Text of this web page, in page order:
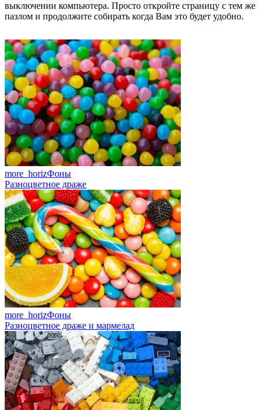
выключении компьютера. Просто откройте страницу с тем же
пазлом и продолжите собирать когда Вам это будет удобно.
more_horizФоны
Разноцветное драже
more_horizФоны
Разноцветное драже и мармелад